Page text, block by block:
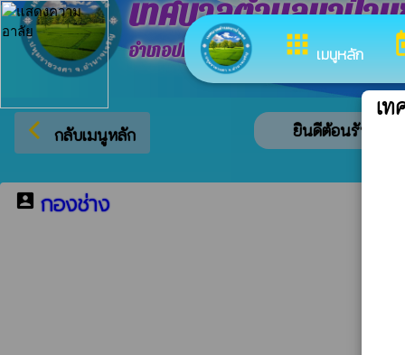
apps เมนูหลัก
เทศบาลตำบลนาป่า
อำเภอปทุมราชวงศา จังหวัดอำนาจเจริญ
arrow_back_ios กลับเมนูหลัก ยินดีต้อนรับสู่เว็บ
account_box กองช่าง
เ